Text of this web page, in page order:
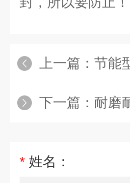
上一篇： 节能
下一篇： 耐磨
* 姓名：